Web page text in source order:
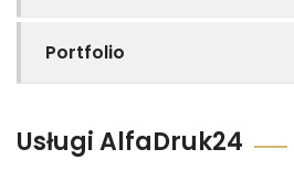
Portfolio
Usługi AlfaDruk24